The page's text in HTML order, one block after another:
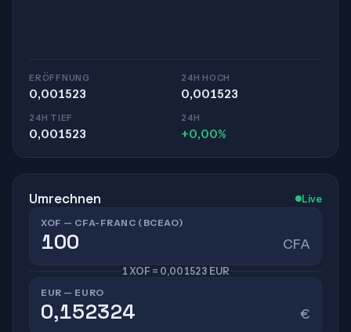
ERÖFFNUNG
0,001523
24H HOCH
0,001523
24H TIEF
0,001523
24H
+0,00%
Umrechnen Live
XOF — CFA-FRANC (BCEAO)
CFA
1 XOF = 0,001523 EUR
EUR — EURO
€